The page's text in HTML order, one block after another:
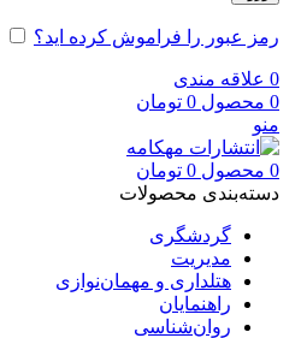
رمز عبور را فراموش کرده اید؟
0 علاقه مندی
0 محصول 0 تومان
منو
0 محصول 0 تومان
دسته‌بندی محصولات
گردشگری
مدیریت
هتلداری و مهمان‌نوازی
راهنمایان
روان‌شناسی